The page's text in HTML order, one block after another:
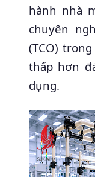
hành nhà
chuyên
(TCO)
thấp hơn
dụng.